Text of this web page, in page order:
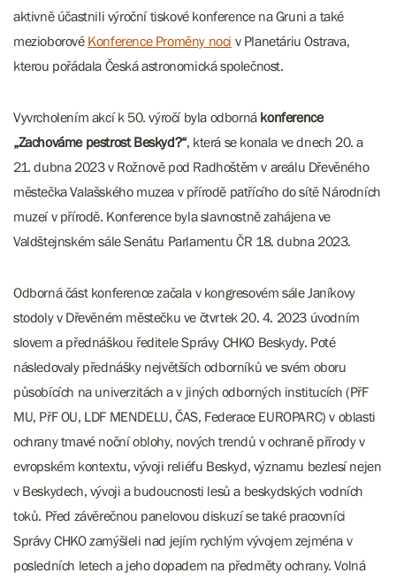
aktivně účastnili výroční tiskové konference na Gruni a také
mezioborové Konference Proměny noci v Planetáriu Ostrava,
kterou pořádala Česká astronomická společnost.
Vyvrcholením akcí k 50. výročí byla odborná konference
„Zachováme pestrost Beskyd?“, která se konala ve dnech 20. a
21. dubna 2023 v Rožnově pod Radhoštěm v areálu Dřevěného
městečka Valašského muzea v přírodě patřícího do sítě Národních
muzeí v přírodě. Konference byla slavnostně zahájena ve
Valdštejnském sále Senátu Parlamentu ČR 18. dubna 2023.
Odborná část konference začala v kongresovém sále Janíkovy
stodoly v Dřevěném městečku ve čtvrtek 20. 4. 2023 úvodním
slovem a přednáškou ředitele Správy CHKO Beskydy. Poté
následovaly přednášky největších odborníků ve svém oboru
působících na univerzitách a v jiných odborných institucích (PřF
MU, PřF OU, LDF MENDELU, ČAS, Federace EUROPARC) v oblasti
ochrany tmavé noční oblohy, nových trendů v ochraně přírody v
evropském kontextu, vývoji reliéfu Beskyd, významu bezlesí nejen
v Beskydech, vývoji a budoucnosti lesů a beskydských vodních
toků. Před závěrečnou panelovou diskuzí se také pracovníci
Správy CHKO zamýšleli nad jejím rychlým vývojem zejména v
posledních letech a jeho dopadem na předměty ochrany. Volná